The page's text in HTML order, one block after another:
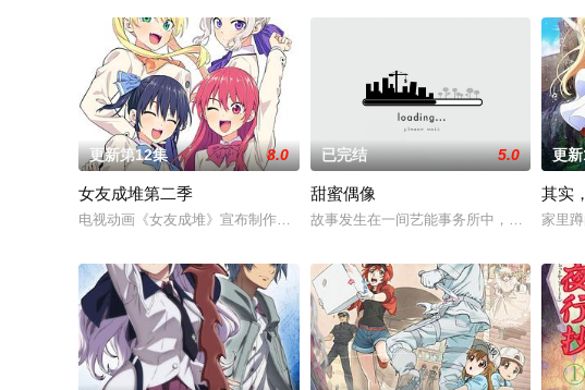
更新第12集 8.0
女友成堆第二季
电视动画《女友成堆》宣布制作第二季，详情待后续发表！
已完结 5.0
甜蜜偶像
故事发生在一间艺能事务所中，凡是该事务
更
其实
家里